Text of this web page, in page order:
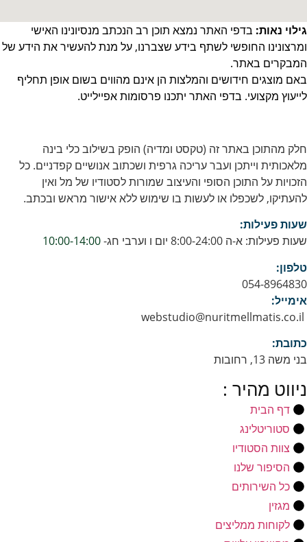
גילוי נאות: בדפי האתר נמצא תוכן רב הנכתב מנסיונינו האישי
ומרצונינו החופשי לשתף בידע שצברנו, על מנת להעשיר את הידע של
המבקרים באתר.
באם מוצגים חידושים והמלצות הן אינם מהווים בשום אופן תחליף
לייעוץ מקצועי. בדפי האתר יתכנו פרסומות אפיילייט.
חלק מהתוכן באתר זה (טקסט ומדיה) הופק בשילוב כלי בינה
מלאכותית וייתכן ועבר עריכה גרפית ושכתוב אנושיים קפדניים. כל
הזכויות על התוכן הסופי והעיצוב שמורות לסטודיו של מל ואין
להעתיקו, לשכפלו או לעשות בו שימוש ללא אישור מראש ובכתב.
שעות פעילות:
שעות פעילות: א-ה 8:00-24:00 יום ו וערבי חג-
10:00-14:00
טלפון:
054-8964830
אימייל:
כתובת:
בני משה 13, רחובות
ניווט מהיר :
דף הבית
סטוריטלינג
צוות הסטודיו
הסיפור שלנו
כל השירותים
מגזין
לקוחות ממליצים